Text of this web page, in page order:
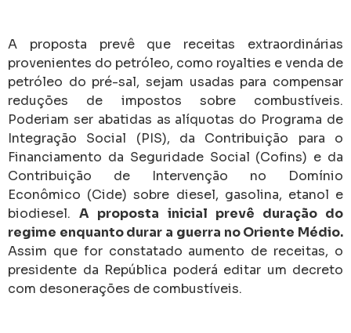
A proposta prevê que receitas extraordinárias
provenientes do petróleo, como royalties e venda de
petróleo do pré-sal, sejam usadas para compensar
reduções de impostos sobre combustíveis.
Poderiam ser abatidas as alíquotas do Programa de
Integração Social (PIS), da Contribuição para o
Financiamento da Seguridade Social (Cofins) e da
Contribuição de Intervenção no Domínio
Econômico (Cide) sobre diesel, gasolina, etanol e
biodiesel.A proposta inicial prevê duração do
regime enquanto durar a guerra no Oriente Médio.
Assim que for constatado aumento de receitas, o
presidente da República poderá editar um decreto
com desonerações de combustíveis.